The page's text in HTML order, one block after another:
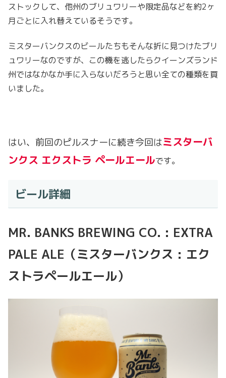
ストックして、他州のブリュワリーや限定品などを約2ヶ
月ごとに入れ替えているそうです。
ミスターバンクスのビールたちもそんな折に見つけたブリ
ュワリーなのですが、この機を逃したらクイーンズランド
州ではなかなか手に入らないだろうと思い全ての種類を買
いました。
はい、前回のピルスナーに続き今回はミスターバ
ンクス エクストラ ペールエールです。
ビール詳細
MR. BANKS BREWING CO. : EXTRA
PALE ALE（ミスターバンクス : エク
ストラペールエール）